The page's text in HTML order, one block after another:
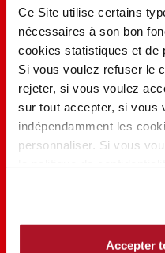
Ce Site utilise certains
nécessaires à son bon
cookies statistiques et de
Si vous voulez refuser le
rejeter, si vous voulez
sur tout accepter, si vous
indépendamment les
personnaliser. Si vous
Accepter
100 ANS
EN
PARTAGER LA